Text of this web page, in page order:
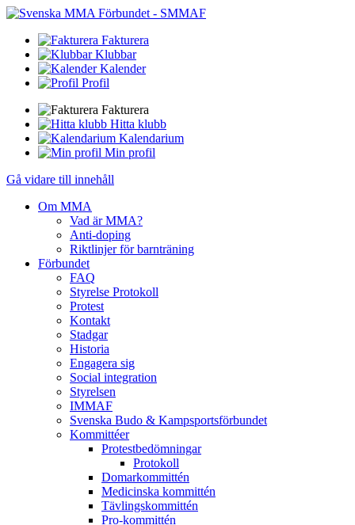
Fakturera
Klubbar
Kalender
Profil
Fakturera
Hitta klubb
Kalendarium
Min profil
Gå vidare till innehåll
Om MMA
Vad är MMA?
Anti-doping
Riktlinjer för barnträning
Förbundet
FAQ
Styrelse Protokoll
Protest
Kontakt
Stadgar
Historia
Engagera sig
Social integration
Styrelsen
IMMAF
Svenska Budo & Kampsportsförbundet
Kommittéer
Protestbedömningar
Protokoll
Domarkommittén
Medicinska kommittén
Tävlingskommittén
Pro-kommittén